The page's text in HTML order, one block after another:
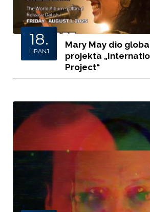
18.
LIPANJ
Mary May dio
projekta
Project“